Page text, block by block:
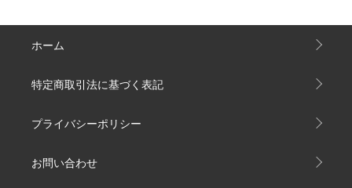
ホーム
特定商取引法に基づく表記
プライバシーポリシー
お問い合わせ